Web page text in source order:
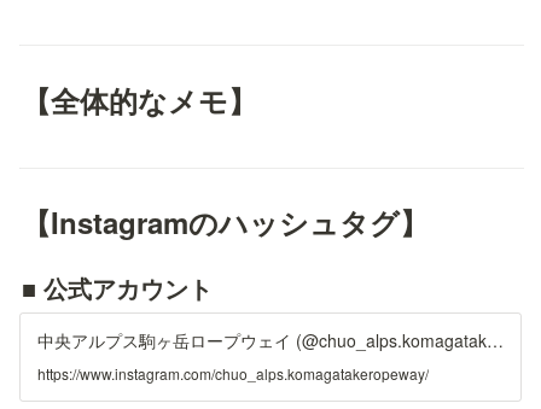
【全体的なメモ】
【Instagramのハッシュタグ】
■ 公式アカウント
中央アルプス駒ヶ岳ロープウェイ (@chuo_alps.komagatakeropeway) * Instagram photos and videos
https://www.instagram.com/chuo_alps.komagatakeropeway/